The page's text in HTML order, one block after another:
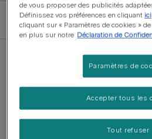
Croquettes
PRO
Large
Agneau
de vous proposer des publicités
Définissez vos préférences en cliquant ici
cliquant sur « Paramètres de cookies »
en plus sur notre Déclaration de
Paramètres de
Tout refuser
Accepter tous les